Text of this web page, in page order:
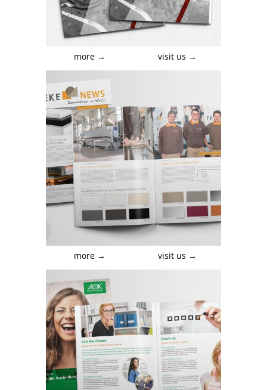
more → visit us →
more → visit us →